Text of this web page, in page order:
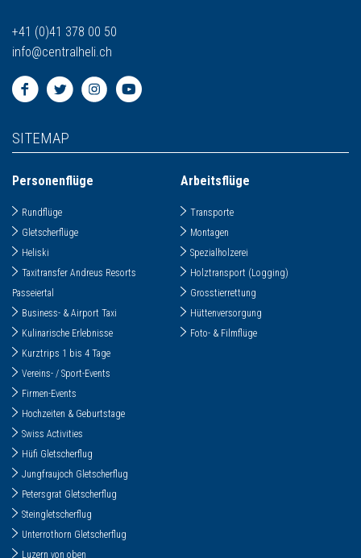
SITEMAP
Personenflüge
Rundflüge
Gletscherflüge
Heliski
Taxitransfer Andreus Resorts
Passeiertal
Business- & Airport Taxi
Kulinarische Erlebnisse
Kurztrips 1 bis 4 Tage
Vereins- / Sport-Events
Firmen-Events
Hochzeiten & Geburtstage
Swiss Activities
Hüfi Gletscherflug
Jungfraujoch Gletscherflug
Petersgrat Gletscherflug
Steingletscherflug
Unterrothorn Gletscherflug
Luzern von oben
Arbeitsflüge
Transporte
Montagen
Spezialholzerei
Holztransport (Logging)
Grosstierrettung
Hüttenversorgung
Foto- & Filmflüge
+41 (0)41 378 00 50
info@centralheli.ch